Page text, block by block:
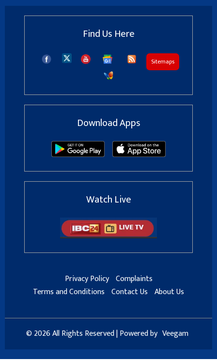
Find Us Here
Sitemaps
Download Apps
Watch Live
Privacy Policy Complaints
Terms and Conditions Contact Us About Us
© 2026 All Rights Reserved | Powered by Veegam